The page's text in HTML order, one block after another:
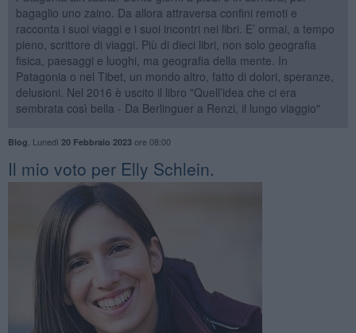
bagaglio uno zaino. Da allora attraversa confini remoti e
racconta i suoi viaggi e i suoi incontri nei libri. E’ ormai, a tempo
pieno, scrittore di viaggi. Più di dieci libri, non solo geografia
fisica, paesaggi e luoghi, ma geografia della mente. In
Patagonia o nel Tibet, un mondo altro, fatto di dolori, speranze,
delusioni. Nel 2016 è uscito il libro "Quell’idea che ci era
sembrata così bella - Da Berlinguer a Renzi, il lungo viaggio"
Blog Lunedì 20 Febbraio 2023ore 08:00
​Il mio voto per Elly Schlein.